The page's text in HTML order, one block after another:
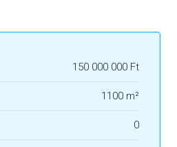
150 000 000 Ft
1100 m²
0